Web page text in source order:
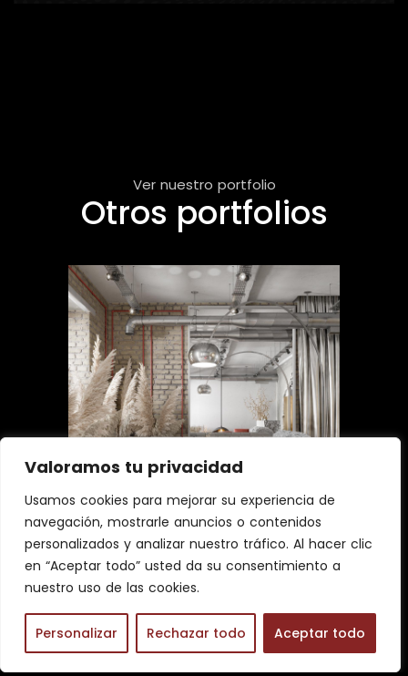
Valoramos tu privacidad
Usamos cookies para mejorar su experiencia de
navegación, mostrarle anuncios o contenidos
personalizados y analizar nuestro tráfico. Al hacer clic
en “Aceptar todo” usted da su consentimiento a
nuestro uso de las cookies.
Personalizar Rechazar todo Aceptar todo
Ver nuestro portfolio
Otros portfolios